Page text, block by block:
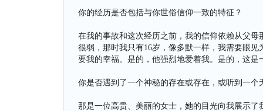
你的经历是否包括与你世俗信仰一致的特征？
在我的事故和这次经历之前，我的信仰依赖从父
很弱，那时我只有16岁，像多默一样，我需要眼
要我的幸福。是的，他强烈地爱着我。是的，这
你是否遇到了一个神秘的存在或存在，或听到一个
那是一位高贵、美丽的女士，她的目光向我展示